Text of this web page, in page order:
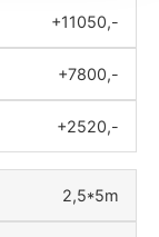
+11050,-
+7800,-
+2520,-
2,5*5m